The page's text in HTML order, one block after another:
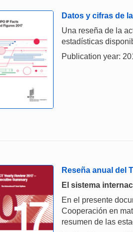
Datos y cifras de
Una reseña de la
estadísticas
Publication year:
Reseña anual del
El sistema
En el presente
Cooperación en
resumen de las